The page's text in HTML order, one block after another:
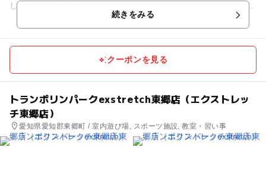
しめる、遊んでいる人も、見ている人も一緒に盛り上がれる“は
続きをみる
クーポンを見る
トランポリンパークexstretch東郷店（エクストレッ
チ東郷店）
愛知県愛知郡東郷町 / 室内遊び場, スポーツ施設, 教室・習い事